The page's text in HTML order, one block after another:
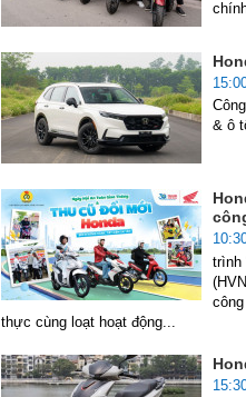
& ô
trình
thực cùng loạt hoạt động...